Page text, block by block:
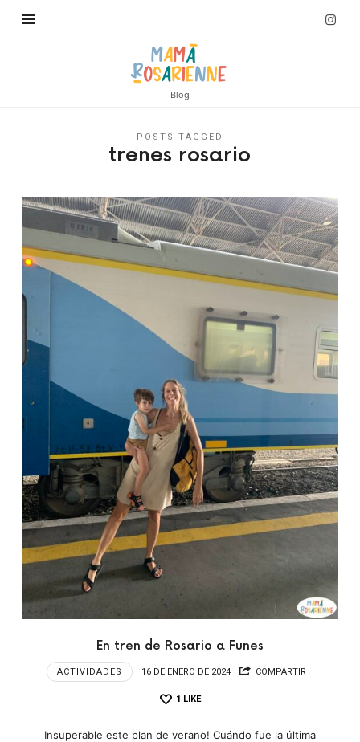
Blog
POSTS TAGGED
trenes rosario
En tren de Rosario a Funes
ACTIVIDADES 16 DE ENERO DE 2024 COMPARTIR
1 LIKE
Insuperable este plan de verano! Cuándo fue la última